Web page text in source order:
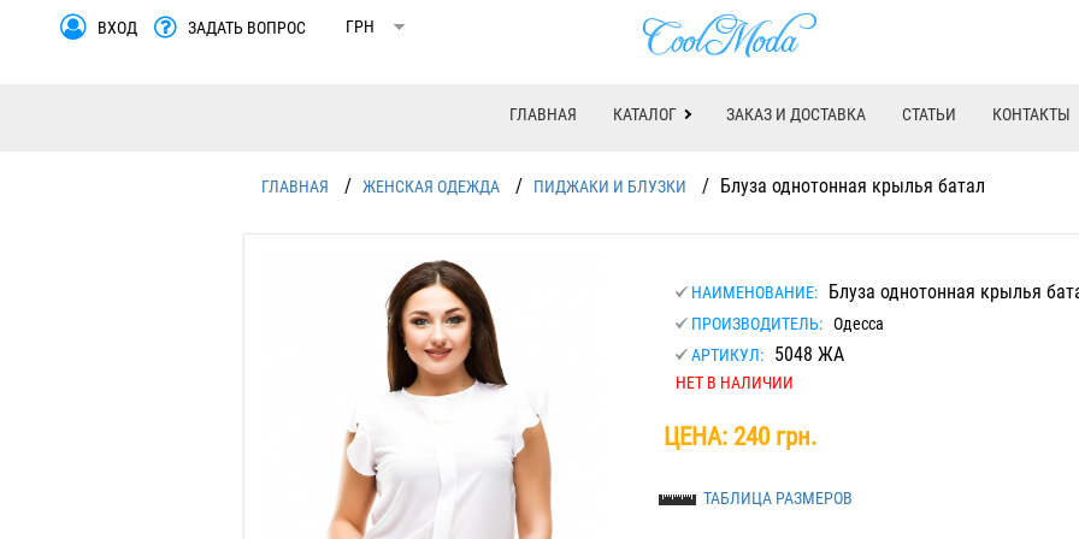
ВХОД ЗАДАТЬ ВОПРОС
ГЛАВНАЯ КАТАЛОГ ЗАКАЗ И ДОСТАВКА СТАТЬИ КОНТАКТЫ
ГЛАВНАЯ / ЖЕНСКАЯ ОДЕЖДА / ПИДЖАКИ И БЛУЗКИ / Блуза однотонная крылья батал
НАИМЕНОВАНИЕ: Блуза однотонная крылья
ПРОИЗВОДИТЕЛЬ: Одесса
АРТИКУЛ:
5048 ЖА
НЕТ В НАЛИЧИИ
ЦЕНА: 240 грн.
ТАБЛИЦА РАЗМЕРОВ